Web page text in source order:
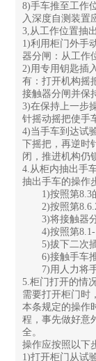
8)手车推至工作
入深度自测装置
3,从工作位置抽
1)利用柜门外手
器分闸：从工作
2)用专用钥匙插
有：打开机构摇
接触器分闸并保
3)在保持上一步
针摇动摇把使手
4)当手车到达试
下摇把，再逆时
闭，推进机构仍
4.从柜内抽出手
抽出手车的操作
1)按照第8.3
2)按照第
3)将接触器
4)按照第
5)拔下二次
6)接触手车
7)用人力将
5.柜门打开的情
需要打开柜门时
本条规定的操作
程，事先做好意
全。
操作应按照以下
1)打开柜门从试